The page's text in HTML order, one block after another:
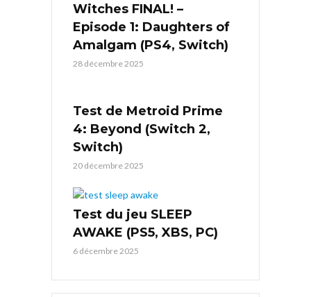
Witches FINAL! –
Episode 1: Daughters of
Amalgam (PS4, Switch)
28 décembre 2025
Test de Metroid Prime
4: Beyond (Switch 2,
Switch)
20 décembre 2025
Test du jeu SLEEP
AWAKE (PS5, XBS, PC)
6 décembre 2025